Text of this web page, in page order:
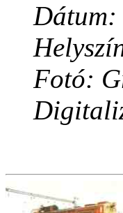
Dátum:
Fotó: